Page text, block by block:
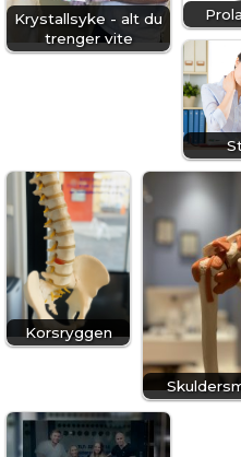
Krystallsyke - alt du
trenger vite
Korsryggen